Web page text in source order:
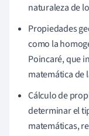
naturaleza de
Propiedades
como la
Poincaré, que
matemática de
Cálculo de
determinar el
matemáticas,